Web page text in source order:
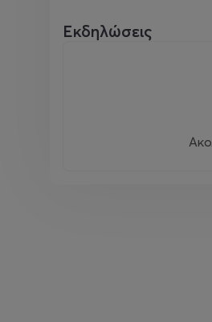
Εκδηλώσεις